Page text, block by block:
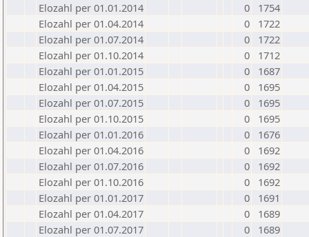
Elozahl per 01.01.2014
0
1754
Elozahl per 01.04.2014
0
1722
Elozahl per 01.07.2014
0
1722
Elozahl per 01.10.2014
0
1712
Elozahl per 01.01.2015
0
1687
Elozahl per 01.04.2015
0
1695
Elozahl per 01.07.2015
0
1695
Elozahl per 01.10.2015
0
1695
Elozahl per 01.01.2016
0
1676
Elozahl per 01.04.2016
0
1692
Elozahl per 01.07.2016
0
1692
Elozahl per 01.10.2016
0
1692
Elozahl per 01.01.2017
0
1691
Elozahl per 01.04.2017
0
1689
Elozahl per 01.07.2017
0
1689